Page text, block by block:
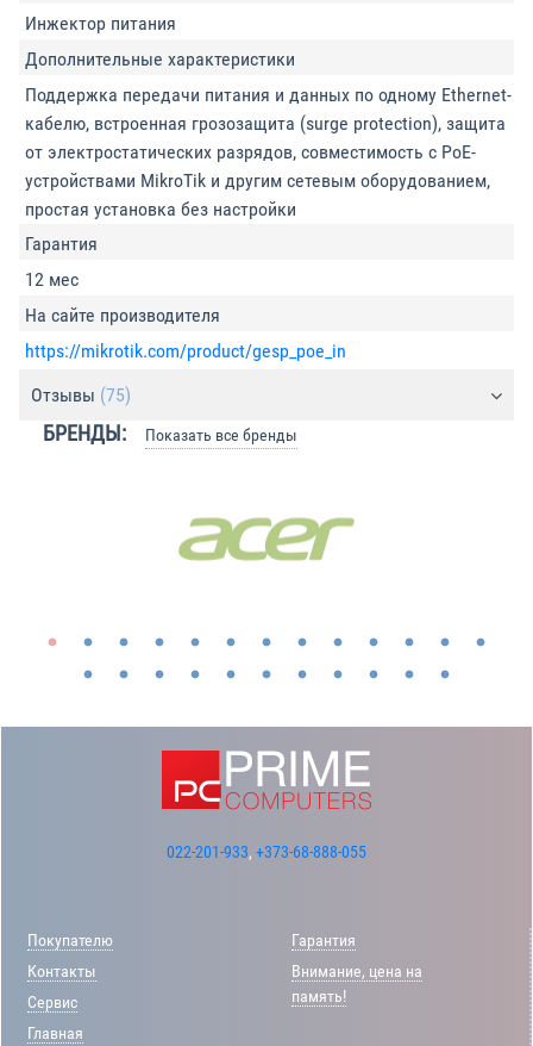
Инжектор питания
Дополнительные характеристики
Поддержка передачи питания и данных по одному Ethernet-
кабелю, встроенная грозозащита (surge protection), защита
от электростатических разрядов, совместимость с PoE-
устройствами MikroTik и другим сетевым оборудованием,
простая установка без настройки
Гарантия
12 мес
На сайте производителя
https://mikrotik.com/product/gesp_poe_in
Отзывы (75)
БРЕНДЫ: Показать все бренды
022-201-933, +373-68-888-055
Покупателю
Контакты
Сервис
Главная
Гарантия
Внимание, цена на
память!